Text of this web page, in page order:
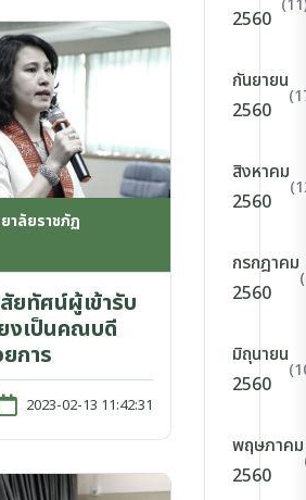
าลัยราชภัฏ
ยทัศน์ผู้เข้ารับ
งเป็นคณบดี
การ
2023-02-13 11:42:31
2560
กันยายน
2560
สิงหาคม
2560
กรกฎาคม
2560
มิถุนายน
2560
พฤษภาคม
2560